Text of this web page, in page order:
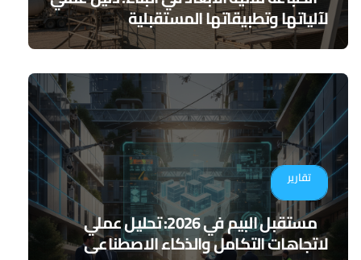
لآلياتها وتطبيقاتها المستقبلية
تقارير
مستقبل البيم في 2026: تحليل عملي
لاتجاهات التكامل والذكاء الاصطناعي